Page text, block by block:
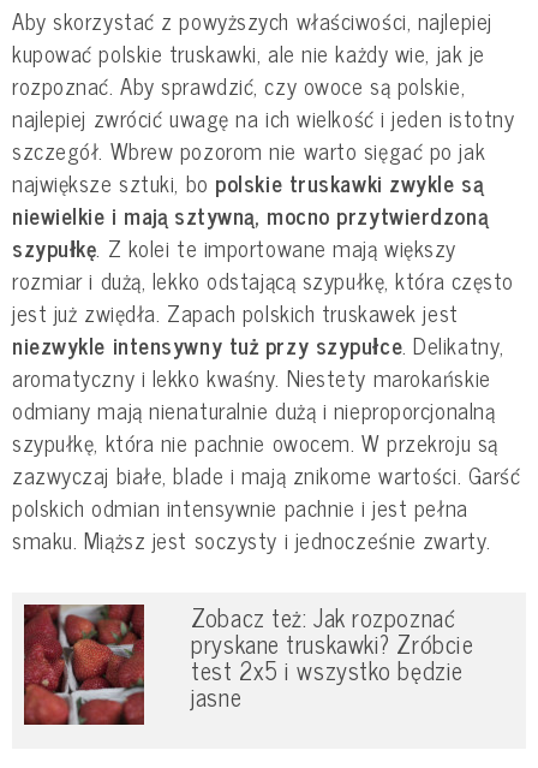
Aby skorzystać z powyższych właściwości, najlepiej
kupować polskie truskawki, ale nie każdy wie, jak je
rozpoznać. Aby sprawdzić, czy owoce są polskie,
najlepiej zwrócić uwagę na ich wielkość i jeden istotny
szczegół. Wbrew pozorom nie warto sięgać po jak
największe sztuki, bo polskie truskawki zwykle są
niewielkie i mają sztywną, mocno przytwierdzoną
szypułkę. Z kolei te importowane mają większy
rozmiar i dużą, lekko odstającą szypułkę, która często
jest już zwiędła. Zapach polskich truskawek jest
niezwykle intensywny tuż przy szypułce. Delikatny,
aromatyczny i lekko kwaśny. Niestety marokańskie
odmiany mają nienaturalnie dużą i nieproporcjonalną
szypułkę, która nie pachnie owocem. W przekroju są
zazwyczaj białe, blade i mają znikome wartości. Garść
polskich odmian intensywnie pachnie i jest pełna
smaku. Miąższ jest soczysty i jednocześnie zwarty.
Zobacz też: Jak rozpoznać
pryskane truskawki? Zróbcie
test 2x5 i wszystko będzie
jasne